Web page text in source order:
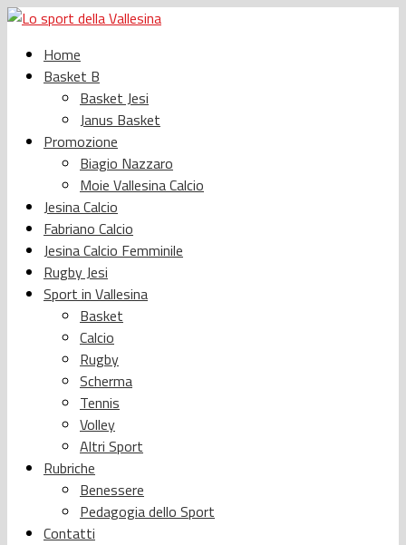
Home
Basket B
Basket Jesi
Janus Basket
Promozione
Biagio Nazzaro
Moie Vallesina Calcio
Jesina Calcio
Fabriano Calcio
Jesina Calcio Femminile
Rugby Jesi
Sport in Vallesina
Basket
Calcio
Rugby
Scherma
Tennis
Volley
Altri Sport
Rubriche
Benessere
Pedagogia dello Sport
Contatti